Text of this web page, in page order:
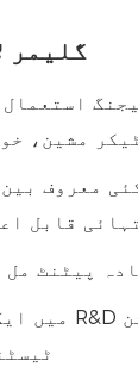
گلیمر
مشین،
قابل